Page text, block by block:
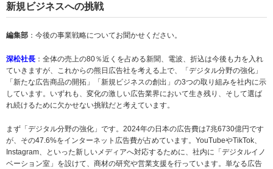
新規ビジネスへの挑戦
編集部 ：今後の事業戦略についてお聞かせください。
深松社長 ：全体の売上の80％近くを占める新聞、電波、折込は今後も力を入れ
ていきますが、これからの熊日広告社を考える上で、「デジタル分野の強化」
「新たな広告商品の開拓」「新規ビジネスの創出」の3つの取り組みを社内に示
しています。いずれも、変化の激しい広告業界において生き残り、そして選ば
れ続けるために欠かせない挑戦だと考えています。
まず「デジタル分野の強化」です。2024年の日本の広告費は7兆6730億円です
が、その47.6%をインターネット広告費が占めています。YouTubeやTikTok、
Instagram、といった新しいメディアへ対応するために、社内に「デジタルイノ
ベーション室」を設けて、商材の研究や営業支援を行っています。単なる広告